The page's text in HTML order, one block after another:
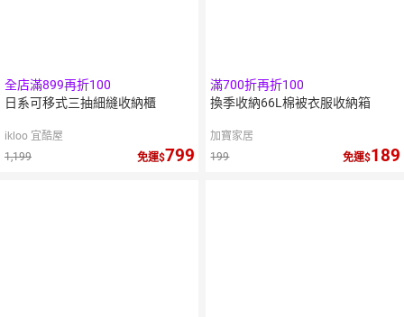
全店滿899再折100
日系可移式三抽細縫收納櫃
ikloo 宜酷屋
1,199
免運 799
滿700折再折100
換季收納66L棉被衣服收納箱
加寶家居
199
免運 189